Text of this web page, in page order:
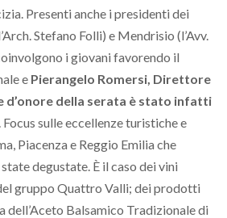
Presenti anche i presidenti dei
Stefano Folli) e Mendrisio (l’Avv.
i giovani favorendo il
e Pierangelo Romersi, Direttore
d’onore della serata è stato infatti
. Focus sulle eccellenze turistiche e
Piacenza e Reggio Emilia che
degustate. È il caso dei vini
gruppo Quattro Valli; dei prodotti
dell’Aceto Balsamico Tradizionale di